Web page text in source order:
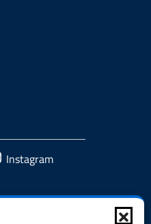
Instagram